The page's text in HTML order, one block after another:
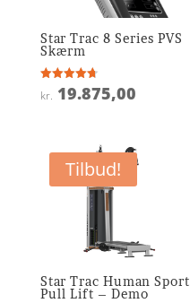
Star Trac 8 Series PVS
Skærm
Vurderet
4.7
kr. 19.875,00
Tilbud!
Star Trac Human Sport
Pull Lift – Demo